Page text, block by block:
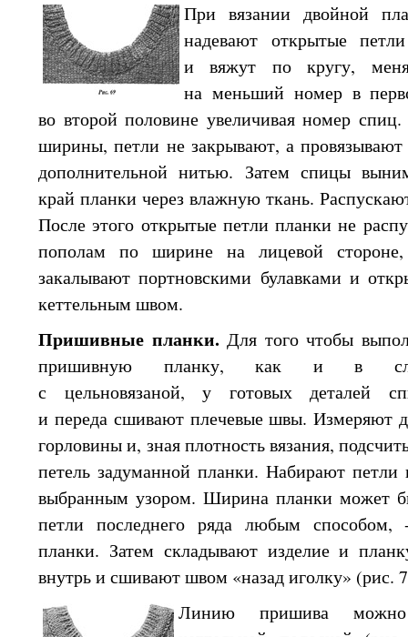
При вязании двойной
надевают открытые
и вяжут по кругу,
на меньшийномер в
во второйполовине увеличивая номер спиц.
ширины, петли не закрывают, а провязывают
дополнительной нитью. Затем спицы
край планки через влажную ткань.
После этого открытые петли планкине
пополам по ширине на лицевой
закалывают портновскими булавками и
кеттельным швом.
Пришивные планки.Для того чтобы
пришивную планку, как ив
с цельновязаной,
у готовыхдеталей
и передасшивают плечевые швы. Измеряют
горловины и, зная плотность вязания,
петель задуманной планки. Набирают петли
выбранным узором. Ширина планки может
петли последнего ряда любым
планки. Затем складывают изделиеи
внутрьи сшиваютшвом «назад иголку» (рис.
Линию пришива